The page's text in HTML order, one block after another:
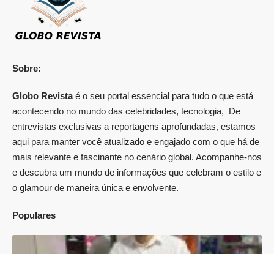
Sobre:
Globo Revistaé o seu portal essencial para tudo o que está
acontecendo no mundo das celebridades, tecnologia, De
entrevistas exclusivas a reportagens aprofundadas, estamos
aqui para manter você atualizado e engajado com o que há de
mais relevante e fascinante no cenário global. Acompanhe-nos
e descubra um mundo de informações que celebram o estilo e
o glamour de maneira única e envolvente.
Populares